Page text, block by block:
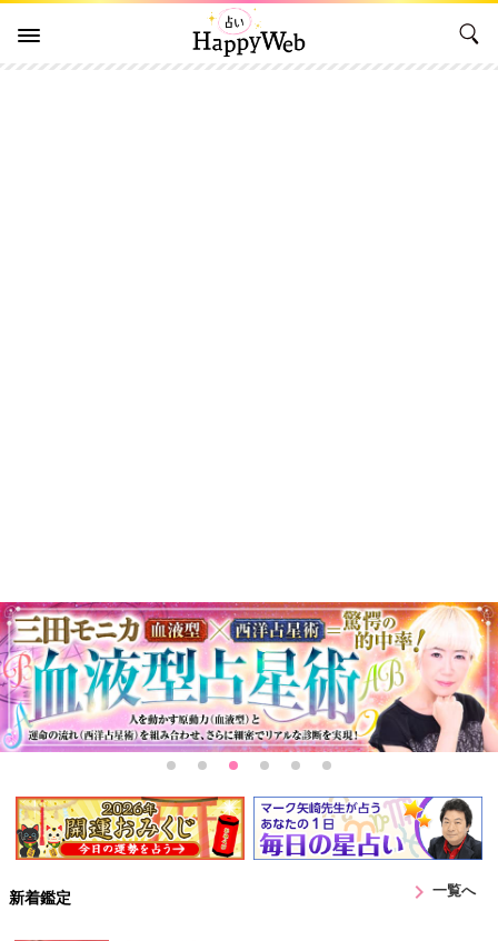
新着鑑定 chevron_right一覧へ